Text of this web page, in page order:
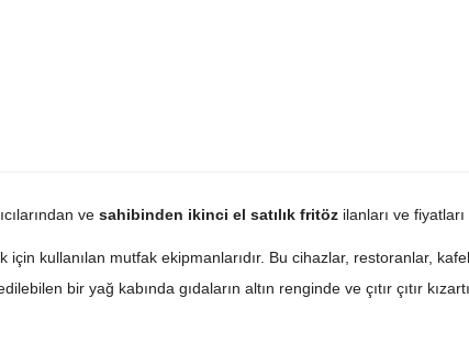
ve sahibinden ikinci el satılık fritöz ilanları ve
için kullanılan mutfak ekipmanlarıdır. Bu cihazlar, restoranlar,
bir yağ kabında gıdaların altın renginde ve çıtır çıtır